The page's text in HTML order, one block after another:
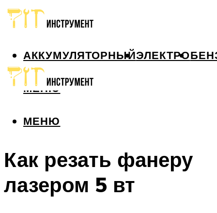
АККУМУЛЯТОРНЫЙЭЛЕКТРО
МЕНЮ
МЕНЮ
Как резать фанеру
лазером 5 вт